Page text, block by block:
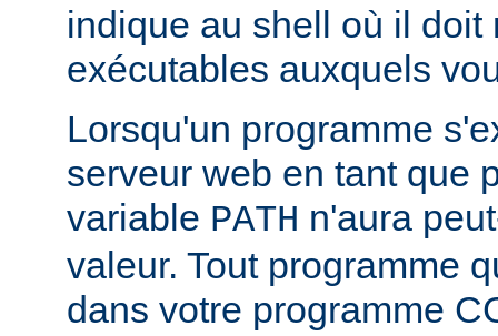
indique au shell où il doit
exécutables auxquels
Lorsqu'un programme
serveur web en tant que
variable PATH n'aura
valeur. Tout programme
dans votre programme